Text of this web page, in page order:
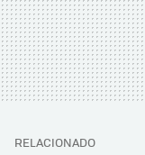
RELACIONADO